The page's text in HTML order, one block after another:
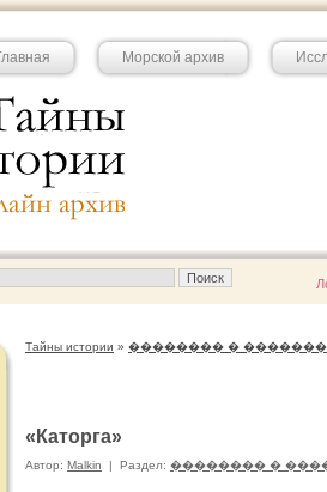
Морской архив
Тайны истории » �������� �
«Каторга»
Автор: Malkin | Раздел: �������� �